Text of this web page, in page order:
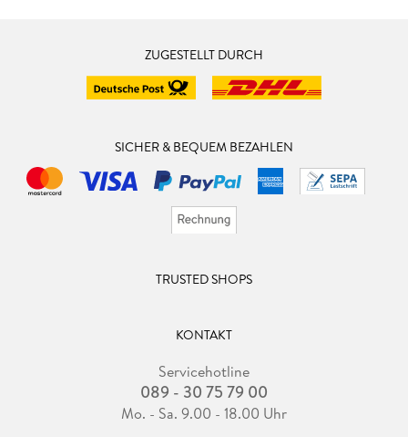
ZUGESTELLT DURCH
SICHER & BEQUEM BEZAHLEN
TRUSTED SHOPS
KONTAKT
Servicehotline
089 - 30 75 79 00
Mo. - Sa. 9.00 - 18.00 Uhr